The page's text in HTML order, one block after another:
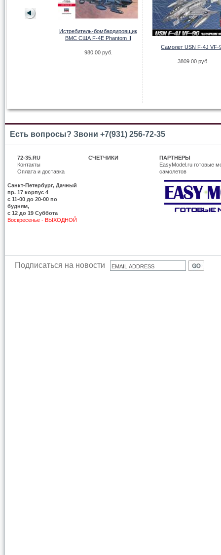
Истребитель-бомбардировщик
ВМС США F-4E Phantom II
980.00 руб.
Самолет USN F-4J VF-
3809.00 руб.
Есть вопросы? Звони +7(931) 256-72-35
72-35.RU
Контакты
Оплата и доставка
Санкт-Петербург, Дачный
пр. 17 корпус 4
c 11-00 до 20-00 по
будням,
с 12 до 19 Суббота
Воскресенье - ВЫХОДНОЙ
СЧЕТЧИКИ
ПАРТНЕРЫ
EasyModel.ru готовые
самолетов
Подписаться на новости